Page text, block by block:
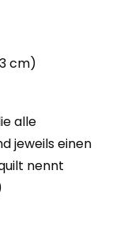
cm)
alle
jeweils einen
nennt